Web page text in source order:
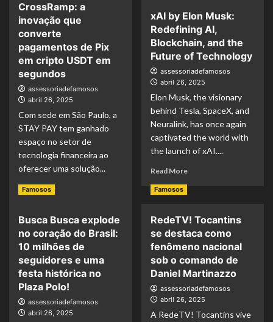
CrossRamp: a
inovação que
converte
pagamentos de Pix
em cripto USDT em
segundos
assessoriadefamosos
abril 26, 2025
Com sede em São Paulo, a
STAY PAY tem ganhado
espaço no setor de
tecnologia financeira ao
oferecer uma solução...
Read More
xAI by Elon Musk:
Redefining AI,
Blockchain, and the
Future of Technology
assessoriadefamosos
abril 26, 2025
Elon Musk, the visionary
behind Tesla, SpaceX, and
Neuralink, has once again
captivated the world with
the launch of xAI....
Read More
Famosos
Busca Busca explode
no coração do Brasil:
10 milhões de
seguidores e uma
festa histórica no
Plaza Polo!
assessoriadefamosos
abril 26, 2025
Famosos
RedeTV! Tocantins
se destaca como
fenômeno nacional
sob o comando de
Daniel Martinazzo
assessoriadefamosos
abril 26, 2025
A RedeTV! Tocantins vive